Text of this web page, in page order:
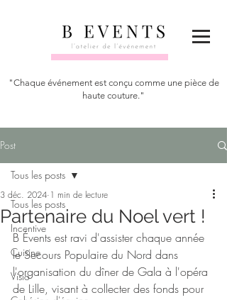
"Chaque événement est conçu comme une pièce de
haute couture."
Post
Tous les posts
Incentive
Cuisine
Visio
Tous les posts
Partenaire du Noel vert !
3 déc. 2024 1 min de lecture
B Évents est ravi d'assister chaque année
le Secours Populaire du Nord dans
l'organisation du dîner de Gala à l'opéra
de Lille, visant à collecter des fonds pour